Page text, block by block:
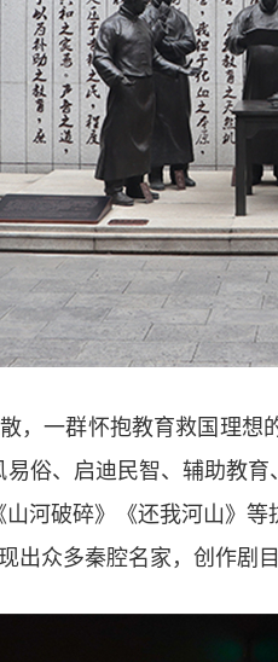
一群怀抱教育救国理想
俗、启迪民智、辅助教育
河破碎》《还我河山》
出众多秦腔名家，创作剧